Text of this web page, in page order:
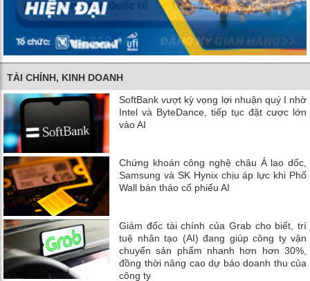
TÀI CHÍNH, KINH DOANH
SoftBank vượt kỳ vọng lợi nhuận quý I nhờ
Intel và ByteDance, tiếp tục đặt cược lớn
vào AI
Chứng khoán công nghệ châu Á lao dốc,
Samsung và SK Hynix chịu áp lực khi Phố
Wall bán tháo cổ phiếu AI
Giám đốc tài chính của Grab cho biết, trí
tuệ nhân tạo (AI) đang giúp công ty vận
chuyển sản phẩm nhanh hơn hơn 30%,
đồng thời nâng cao dự báo doanh thu của
công ty